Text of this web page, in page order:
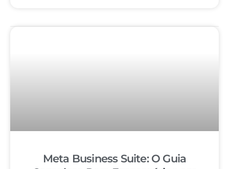
Meta Business Suite: O Guia